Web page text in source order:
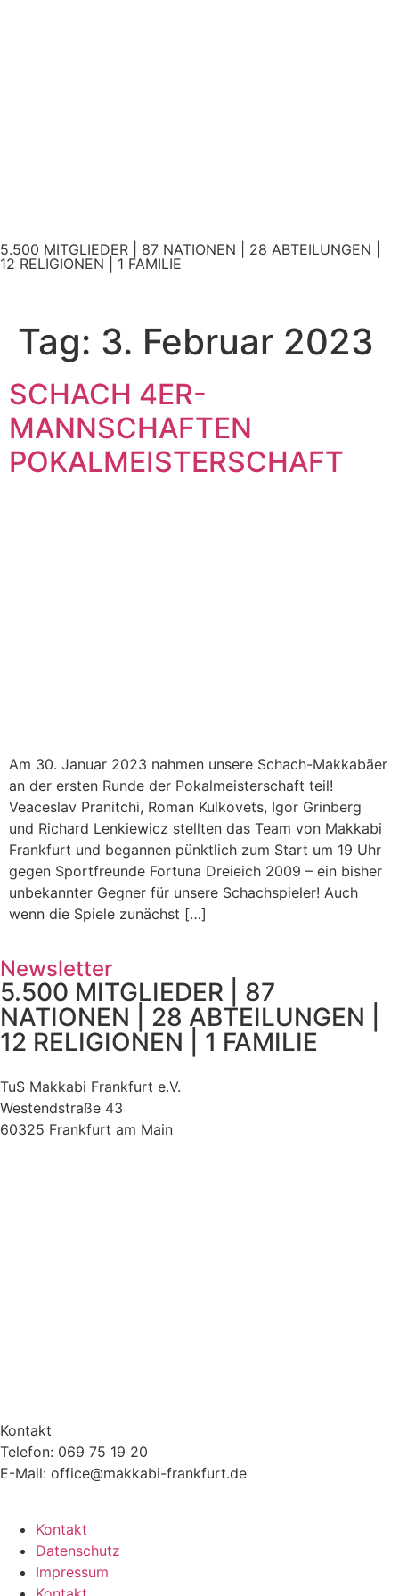
5.500 MITGLIEDER | 87 NATIONEN | 28 ABTEILUNGEN |
12 RELIGIONEN | 1 FAMILIE
Tag: 3. Februar 2023
SCHACH 4ER-
MANNSCHAFTEN
POKALMEISTERSCHAFT
Am 30. Januar 2023 nahmen unsere Schach-Makkabäer
an der ersten Runde der Pokalmeisterschaft teil!
Veaceslav Pranitchi, Roman Kulkovets, Igor Grinberg
und Richard Lenkiewicz stellten das Team von Makkabi
Frankfurt und begannen pünktlich zum Start um 19 Uhr
gegen Sportfreunde Fortuna Dreieich 2009 – ein bisher
unbekannter Gegner für unsere Schachspieler! Auch
wenn die Spiele zunächst […]
Newsletter
5.500 MITGLIEDER | 87
NATIONEN | 28 ABTEILUNGEN |
12 RELIGIONEN | 1 FAMILIE
TuS Makkabi Frankfurt e.V.
Westendstraße 43
60325 Frankfurt am Main
Kontakt
Telefon: 069 75 19 20
E-Mail: office@makkabi-frankfurt.de
Kontakt
Datenschutz
Impressum